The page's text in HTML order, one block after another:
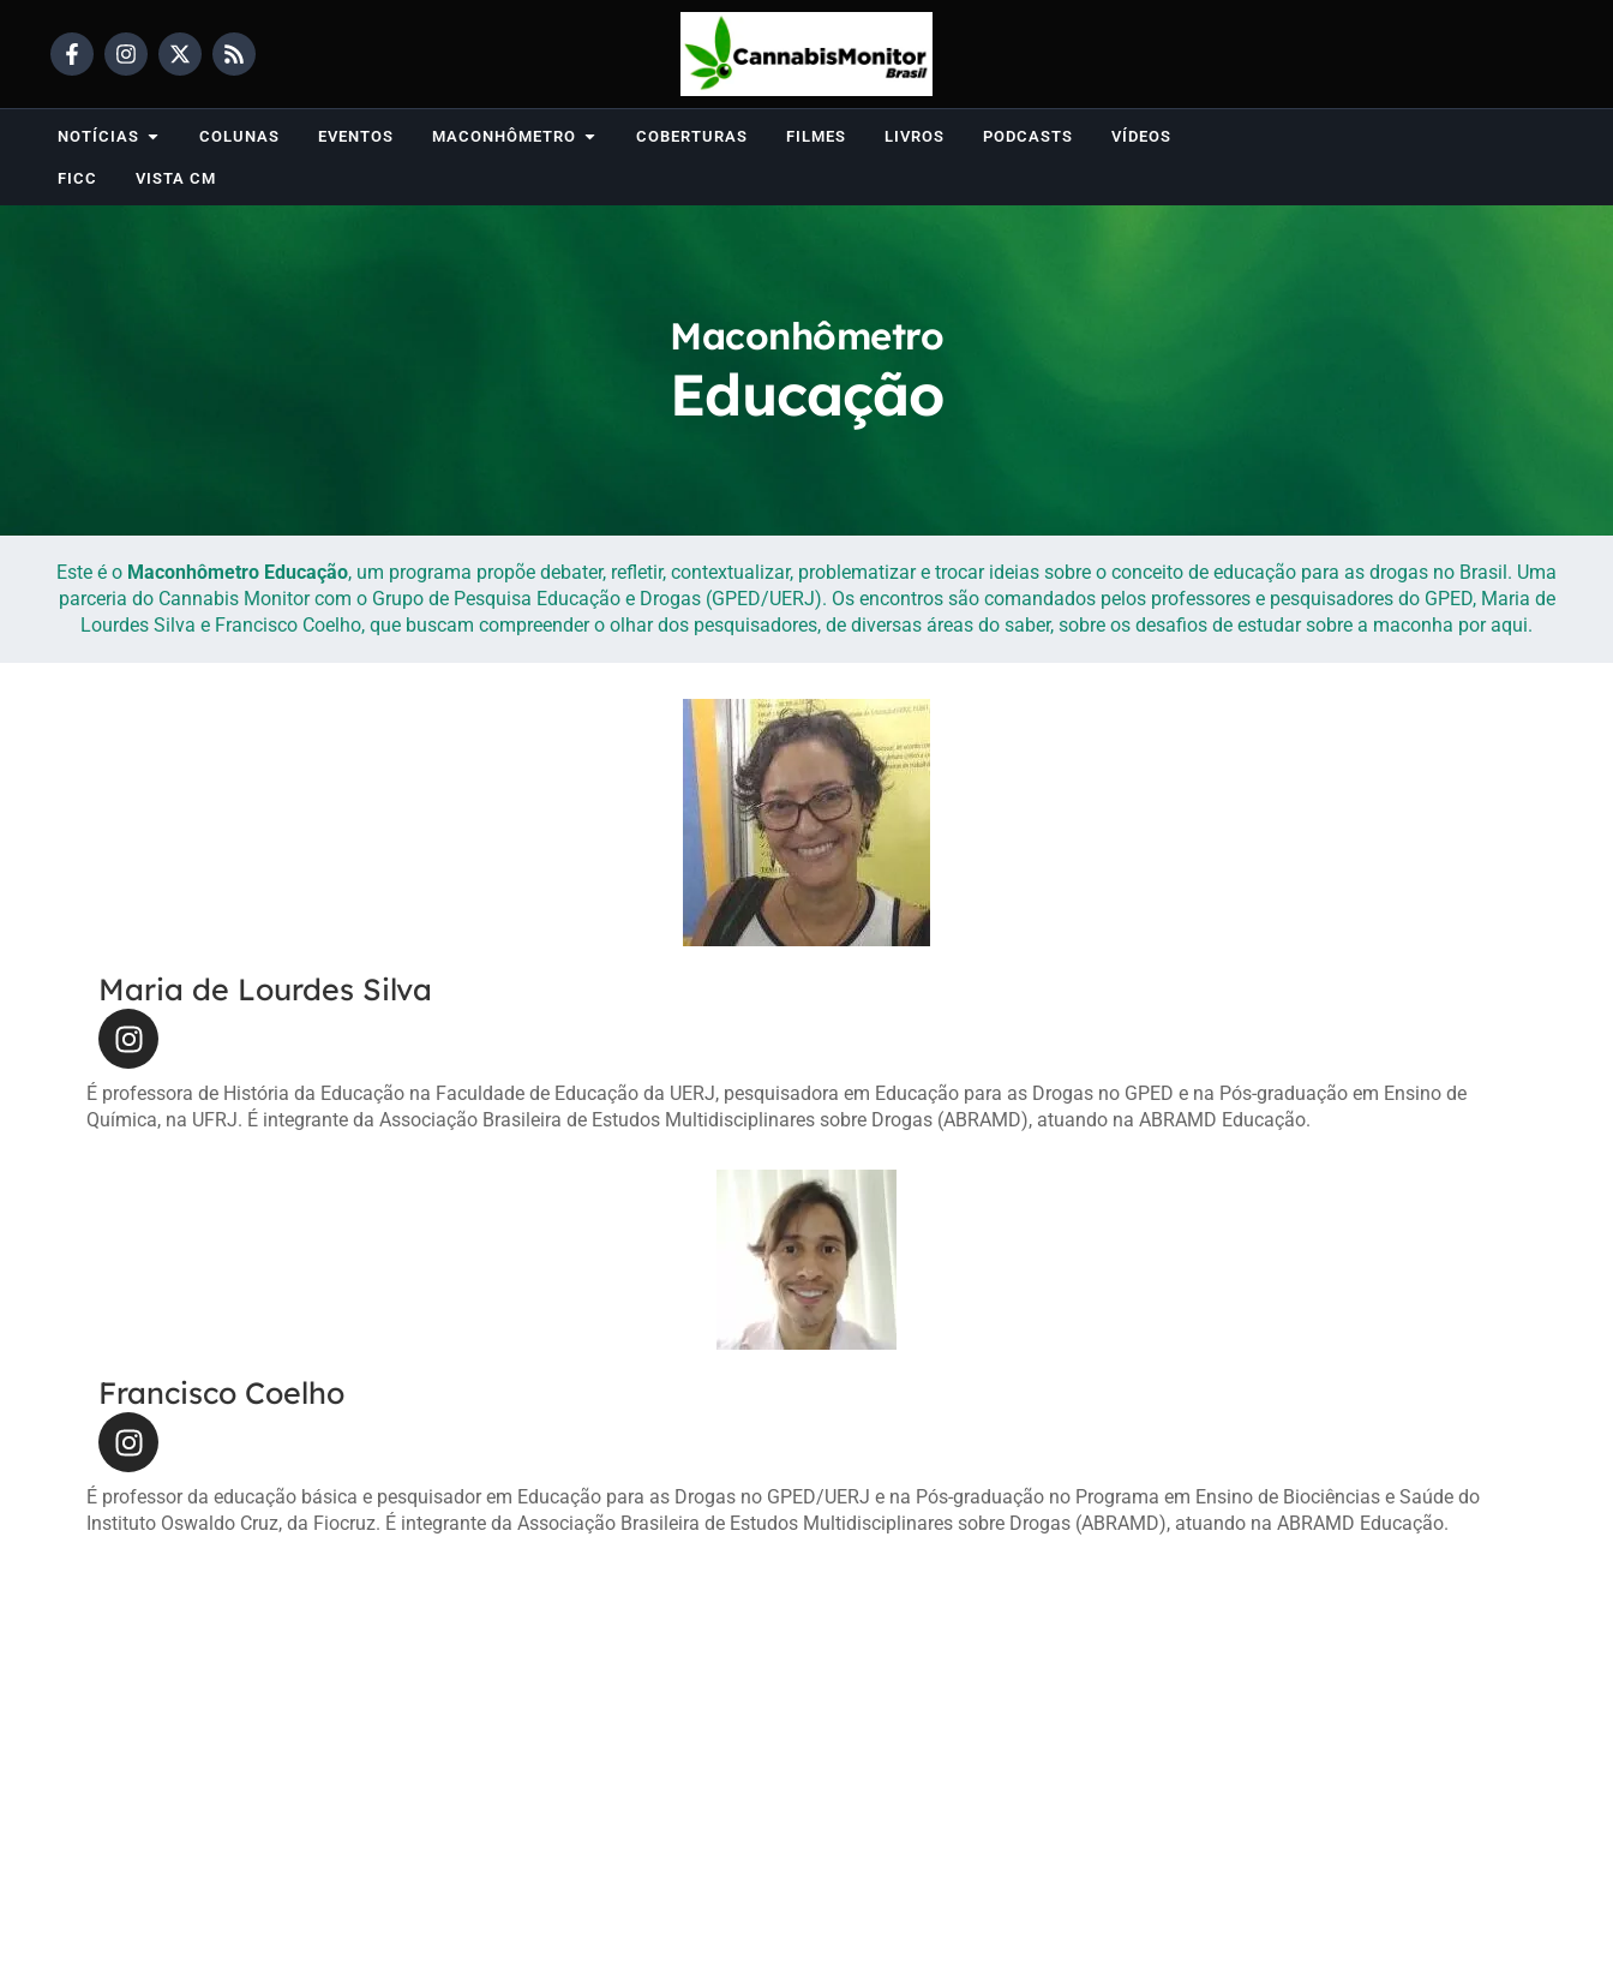
NOTÍCIAS COLUNAS EVENTOS MACONHÔMETRO COBERTURAS FILMES LIVROS PODCASTS VÍDEOS
FICC VISTA CM
Maconhômetro
Educação
Este é o Maconhômetro Educação, um programa propõe debater, refletir, contextualizar, problematizar e trocar ideias sobre o conceito de educação para as drogas no Brasil. Uma
parceria do Cannabis Monitor com o Grupo de Pesquisa Educação e Drogas (GPED/UERJ). Os encontros são comandados pelos professores e pesquisadores do GPED, Maria de
Lourdes Silva e Francisco Coelho, que buscam compreender o olhar dos pesquisadores, de diversas áreas do saber, sobre os desafios de estudar sobre a maconha por aqui.
Maria de Lourdes Silva
É professora de História da Educação na Faculdade de Educação da UERJ, pesquisadora em Educação para as Drogas no GPED e na Pós-graduação em Ensino de
Química, na UFRJ. É integrante da Associação Brasileira de Estudos Multidisciplinares sobre Drogas (ABRAMD), atuando na ABRAMD Educação.
Francisco Coelho
É professor da educação básica e pesquisador em Educação para as Drogas no GPED/UERJ e na Pós-graduação no Programa em Ensino de Biociências e Saúde do
Instituto Oswaldo Cruz, da Fiocruz. É integrante da Associação Brasileira de Estudos Multidisciplinares sobre Drogas (ABRAMD), atuando na ABRAMD Educação.